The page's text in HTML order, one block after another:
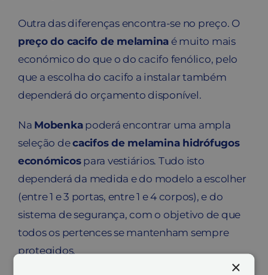
Outra das diferenças encontra-se no preço. O
preço do cacifo de melamina é muito mais
económico do que o do cacifo fenólico, pelo
que a escolha do cacifo a instalar também
dependerá do orçamento disponível.
Na Mobenkapoderá encontrar uma ampla
seleção decacifos de melamina hidrófugos
económicospara vestiários. Tudo isto
dependerá da medida e do modelo a escolher
(entre 1 e 3 portas, entre 1 e 4 corpos), e do
sistema de segurança, com o objetivo de que
todos os pertences se mantenham sempre
protegidos.
×